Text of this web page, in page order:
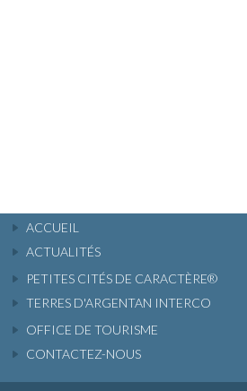
ACCUEIL
ACTUALITÉS
PETITES CITÉS DE CARACTÈRE®
TERRES D'ARGENTAN INTERCO
OFFICE DE TOURISME
CONTACTEZ-NOUS